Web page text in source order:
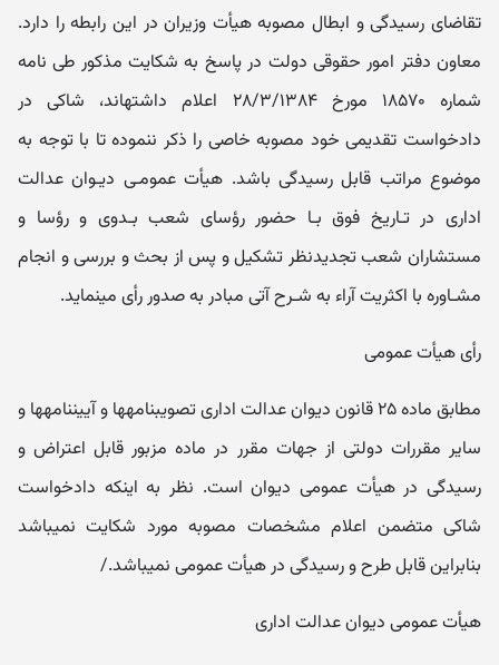
تقاضای رسیدگی و ابطال مصوبه هیأت وزیران در این رابطه را دارد.
معاون دفتر امور حقوقی دولت در پاسخ به شکایت مذکور طی نامه
شماره ۱۸۵۷۰ مورخ ۲۸/۳/۱۳۸۴ اعلام داشته‎اند، شاکی در
دادخواست تقدیمی خود مصوبه خاصی را ذکر ننموده تا با توجه به
موضوع مراتب قابل رسیدگی باشد. هیأت عمومـی دیـوان عدالت
اداری در تـاریخ فوق بـا حضور رؤسای شعب بـدوی و رؤسا و
مستشاران شعب تجدیدنظر تشکیل و پس از بحث و بررسی و انجام
مشـاوره با اکثریت آراء به شـرح آتی مبادر به صدور رأی می‎نماید.
رأی هیأت عمومی
مطابق ماده ۲۵ قانون دیوان عدالت اداری تصویب‎نامه‎ها و آیین‎نامه‎ها و
سایر مقررات دولتی از جهات مقرر در ماده مزبور قابل اعتراض و
رسیدگی در هیأت عمومی دیوان است. نظر به اینکه دادخواست
شاکی متضمن اعلام مشخصات مصوبه مورد شکایت نمی‎باشد
بنابراین قابل طرح و رسیدگی در هیأت عمومی نمی‎باشد./
هیأت عمومی دیوان عدالت اداری